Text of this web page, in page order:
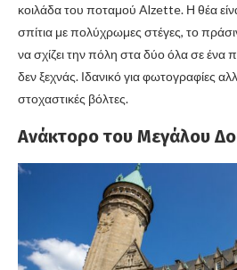
κοιλάδα του ποταμού Alzette. Η θέα
σπίτια με πολύχρωμες στέγες, το
να σχίζει την πόλη στα δύο όλα σε ένα
δεν ξεχνάς. Ιδανικό για φωτογραφίες
στοχαστικές βόλτες.
Ανάκτορο του Μεγάλου